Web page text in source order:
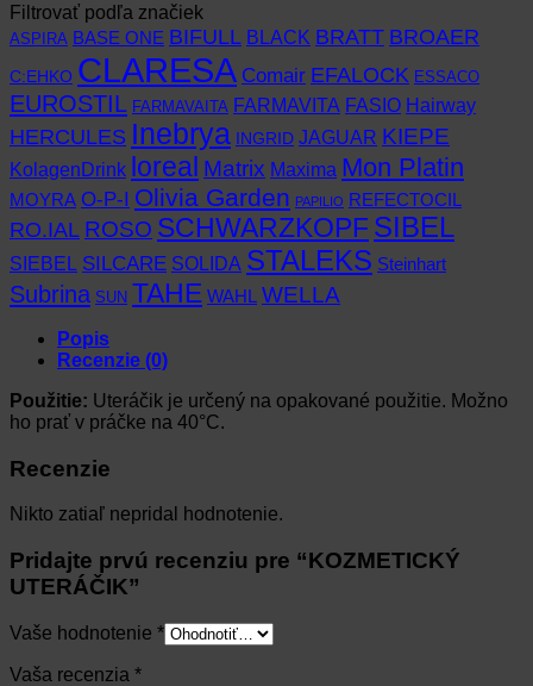
Filtrovať podľa značiek
ASPIRA BASE ONE BIFULL BLACK BRATT BROAER
C:EHKO CLARESA Comair EFALOCK ESSACO
EUROSTIL FARMAVAITA FARMAVITA FASIO Hairway
HERCULES Inebrya INGRID JAGUAR KIEPE
KolagenDrink loreal Matrix Maxima Mon Platin
MOYRA O-P-I Olivia Garden PAPILIO REFECTOCIL
RO.IAL ROSO SCHWARZKOPF SIBEL
SIEBEL SILCARE SOLIDA STALEKS Steinhart
Subrina SUN TAHE WAHL WELLA
Popis
Recenzie (0)
Použitie: Uteráčik je určený na opakované použitie. Možno
ho prať v práčke na 40°C.
Recenzie
Nikto zatiaľ nepridal hodnotenie.
Pridajte prvú recenziu pre “KOZMETICKÝ
UTERÁČIK”
Vaše hodnotenie *
Vaša recenzia *